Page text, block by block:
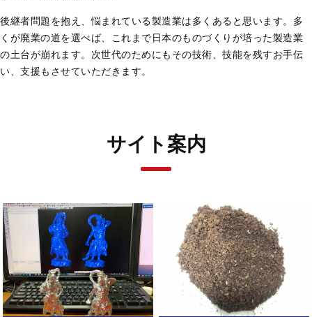
後継者問題を抱え、悩まれている製造業は多くあると思います。多
くが廃業の道を選べば、これまで日本のものづくりが培った製造業
の土台が崩れます。次世代のためにもその技術、技能を残すお手伝
い、支援もさせていただきます。
サイト案内